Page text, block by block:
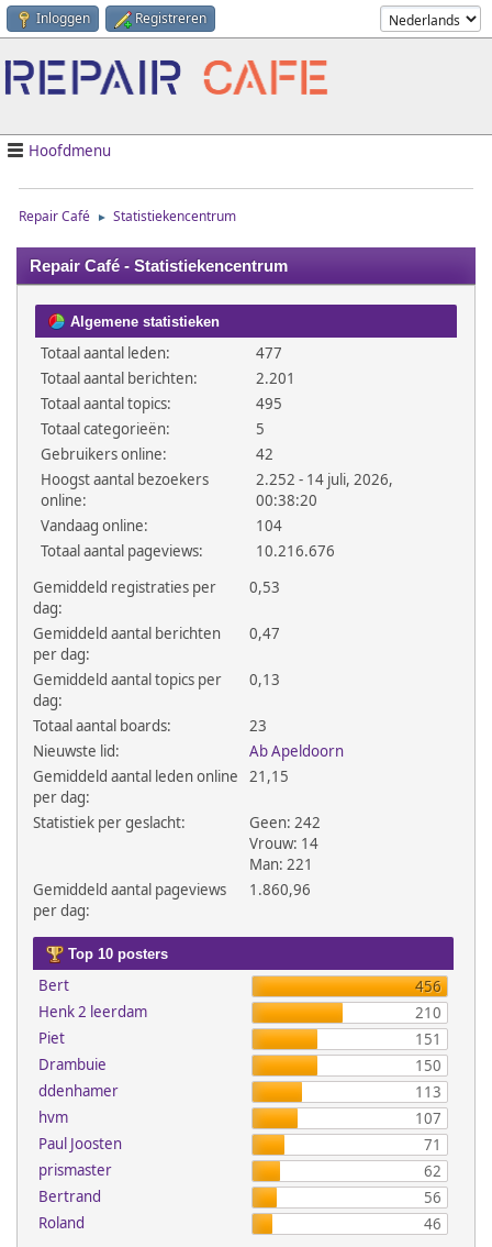
Inloggen Registreren
Hoofdmenu
Repair Café ► Statistiekencentrum
Repair Café - Statistiekencentrum
Algemene statistieken
Totaal aantal leden:
477
Totaal aantal berichten:
2.201
Totaal aantal topics:
495
Totaal categorieën:
5
Gebruikers online:
42
Hoogst aantal bezoekers
online:
2.252 - 14 juli, 2026,
00:38:20
Vandaag online:
104
Totaal aantal pageviews:
10.216.676
Gemiddeld registraties per
dag:
0,53
Gemiddeld aantal berichten
per dag:
0,47
Gemiddeld aantal topics per
dag:
0,13
Totaal aantal boards:
23
Nieuwste lid:
Ab Apeldoorn
Gemiddeld aantal leden online
per dag:
21,15
Statistiek per geslacht:
Geen: 242
Vrouw: 14
Man: 221
Gemiddeld aantal pageviews
per dag:
1.860,96
Top 10 posters
Bert
456
Henk 2 leerdam
210
Piet
151
Drambuie
150
ddenhamer
113
hvm
107
Paul Joosten
71
prismaster
62
Bertrand
56
Roland
46